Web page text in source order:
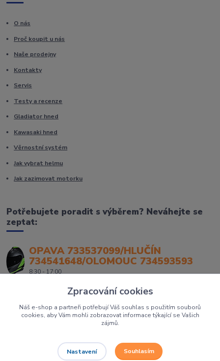
O nás
Proč koupit u nás
Naše prodejny
Kontakty
Servis
Testy a recenze
Gladiator hned
Kawasaki hned
Věrnostní systém
Jak vybrat helmu
Jak zazimovat motorku
Potřebujete poradit s výběrem? Neváhejte se
zeptat:
OPAVA 733537099/HLUČÍN
734541648/OLOMOUC 734593593
8:30 - 17:00
Největší prodejce motorek, čtyřkolek a skútrů na Severní Moravě to je
Zpracování cookies
Náš e-shop a partneři potřebují Váš souhlas s použitím souborů
cookies, aby Vám mohli zobrazovat informace týkající se Vašich
zájmů.
Nastavení Souhlasím